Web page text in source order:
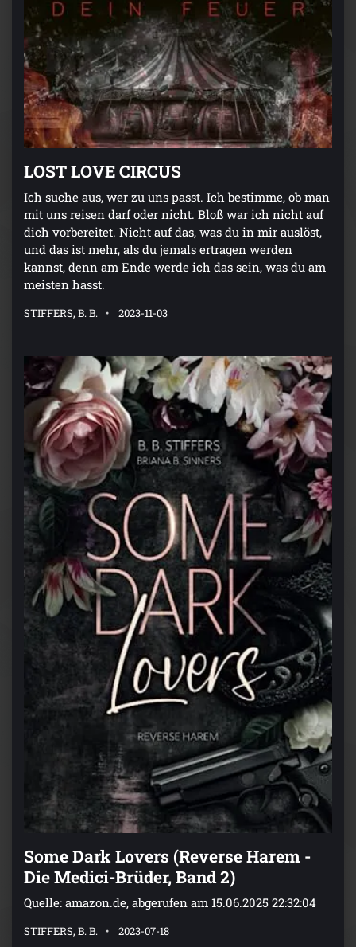
LOST LOVE CIRCUS
Ich suche aus, wer zu uns passt. Ich bestimme, ob man
mit uns reisen darf oder nicht. Bloß war ich nicht auf
dich vorbereitet. Nicht auf das, was du in mir auslöst,
und das ist mehr, als du jemals ertragen werden
kannst, denn am Ende werde ich das sein, was du am
meisten hasst.
STIFFERS, B. B. 2023-11-03
Some Dark Lovers (Reverse Harem -
Die Medici-Brüder, Band 2)
Quelle: amazon.de, abgerufen am 15.06.2025 22:32:04
STIFFERS, B. B. 2023-07-18